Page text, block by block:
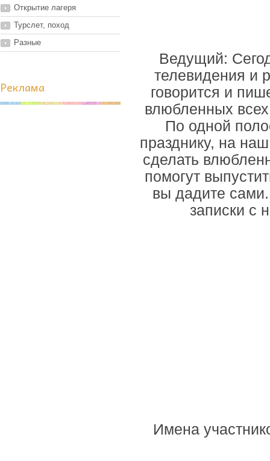
Открытие лагеря
Турслет, поход
Разные
Реклама
Ведущий:
телевидения и
говорится и
влюбленных всех
По одной
празднику, на
сделать
помогут
вы дадите
записки с
Имена